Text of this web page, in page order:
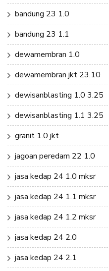
bandung 23 1.0
bandung 23 1.1
dewamembran 1.0
dewamembran jkt 23.10
dewisanblasting 1.0 3.25
dewisanblasting 1.1 3.25
granit 1.0 jkt
jagoan peredam 22 1.0
jasa kedap 24 1.0 mksr
jasa kedap 24 1.1 mksr
jasa kedap 24 1.2 mksr
jasa kedap 24 2.0
jasa kedap 24 2.1